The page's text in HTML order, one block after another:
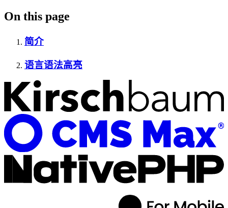
On this page
简介
语言语法高亮